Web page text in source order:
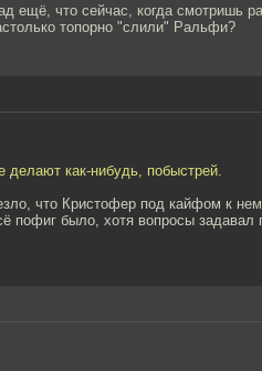
ещё, что сейчас, когда смотришь
топорно "слили" Ральфи?
как-нибудь, побыстрей.
что Кристофер под кайфом к
пофиг было, хотя вопросы задавал